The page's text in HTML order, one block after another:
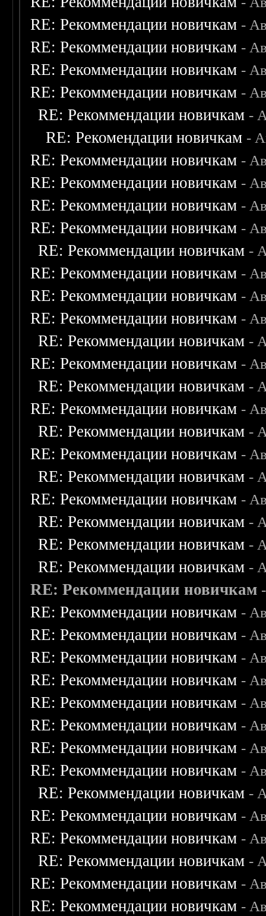
RE: Рекоммендации новичкам -
RE: Рекоммендации новичкам -
RE: Рекоммендации новичкам -
RE: Рекоммендации новичкам -
RE: Рекоммендации новичкам -
RE: Рекомендации новичкам -
RE: Рекоммендации новичкам -
RE: Рекоммендации новичкам -
RE: Рекоммендации новичкам -
RE: Рекоммендации новичкам -
RE: Рекоммендации новичкам -
RE: Рекоммендации новичкам -
RE: Рекоммендации новичкам -
RE: Рекоммендации новичкам -
RE: Рекоммендации новичкам -
RE: Рекоммендации новичкам -
RE: Рекоммендации новичкам -
RE: Рекоммендации новичкам -
RE: Рекоммендации новичкам -
RE: Рекоммендации новичкам -
RE: Рекоммендации новичкам -
RE: Рекоммендации новичкам -
RE: Рекоммендации новичкам -
RE: Рекоммендации новичкам -
RE: Рекоммендации новичкам -
RE: Рекоммендации новичкам
RE: Рекоммендации новичкам -
RE: Рекоммендации новичкам -
RE: Рекоммендации новичкам -
RE: Рекоммендации новичкам -
RE: Рекоммендации новичкам -
RE: Рекоммендации новичкам -
RE: Рекоммендации новичкам -
RE: Рекоммендации новичкам -
RE: Рекоммендации новичкам -
RE: Рекоммендации новичкам -
RE: Рекоммендации новичкам -
RE: Рекоммендации новичкам -
RE: Рекоммендации новичкам -
RE: Рекоммендации новичкам -